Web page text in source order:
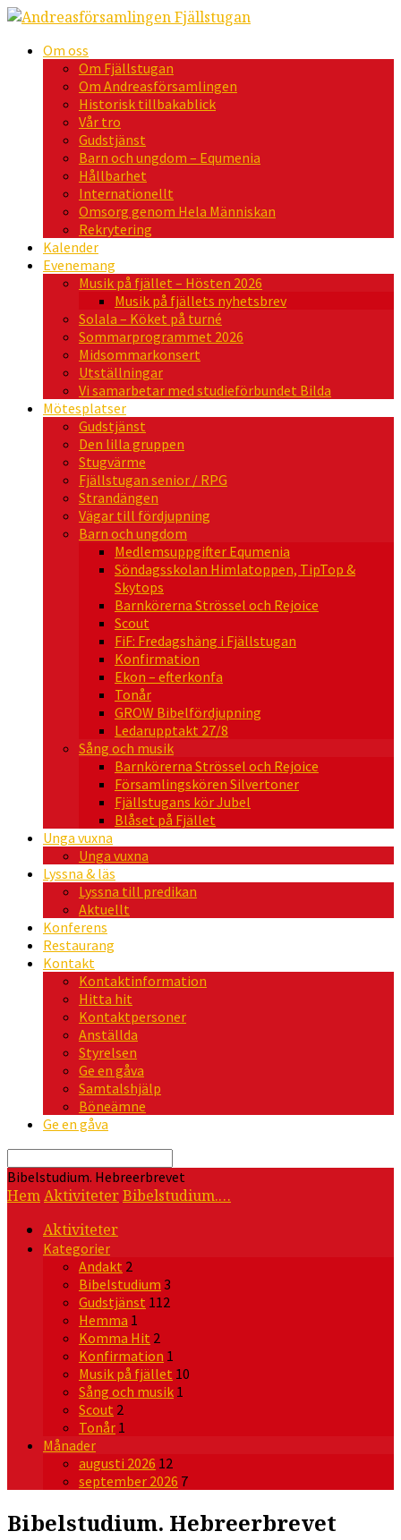
Om oss
Om Fjällstugan
Om Andreasförsamlingen
Historisk tillbakablick
Vår tro
Gudstjänst
Barn och ungdom – Equmenia
Hållbarhet
Internationellt
Omsorg genom Hela Människan
Rekrytering
Kalender
Evenemang
Musik på fjället – Hösten 2026
Musik på fjällets nyhetsbrev
Solala – Köket på turné
Sommarprogrammet 2026
Midsommarkonsert
Utställningar
Vi samarbetar med studieförbundet Bilda
Mötesplatser
Gudstjänst
Den lilla gruppen
Stugvärme
Fjällstugan senior / RPG
Strandängen
Vägar till fördjupning
Barn och ungdom
Medlemsuppgifter Equmenia
Söndagsskolan Himlatoppen, TipTop &
Skytops
Barnkörerna Strössel och Rejoice
Scout
FiF: Fredagshäng i Fjällstugan
Konfirmation
Ekon – efterkonfa
Tonår
GROW Bibelfördjupning
Ledarupptakt 27/8
Sång och musik
Barnkörerna Strössel och Rejoice
Församlingskören Silvertoner
Fjällstugans kör Jubel
Blåset på Fjället
Unga vuxna
Unga vuxna
Lyssna & läs
Lyssna till predikan
Aktuellt
Konferens
Restaurang
Kontakt
Kontaktinformation
Hitta hit
Kontaktpersoner
Anställda
Styrelsen
Ge en gåva
Samtalshjälp
Böneämne
Ge en gåva
Sök
Bibelstudium. Hebreerbrevet
HemAktiviteterBibelstudium.…
Aktiviteter
Kategorier
Andakt 2
Bibelstudium 3
Gudstjänst 112
Hemma 1
Komma Hit 2
Konfirmation 1
Musik på fjället 10
Sång och musik 1
Scout 2
Tonår 1
Månader
augusti 2026 12
september 2026 7
Bibelstudium. Hebreerbrevet